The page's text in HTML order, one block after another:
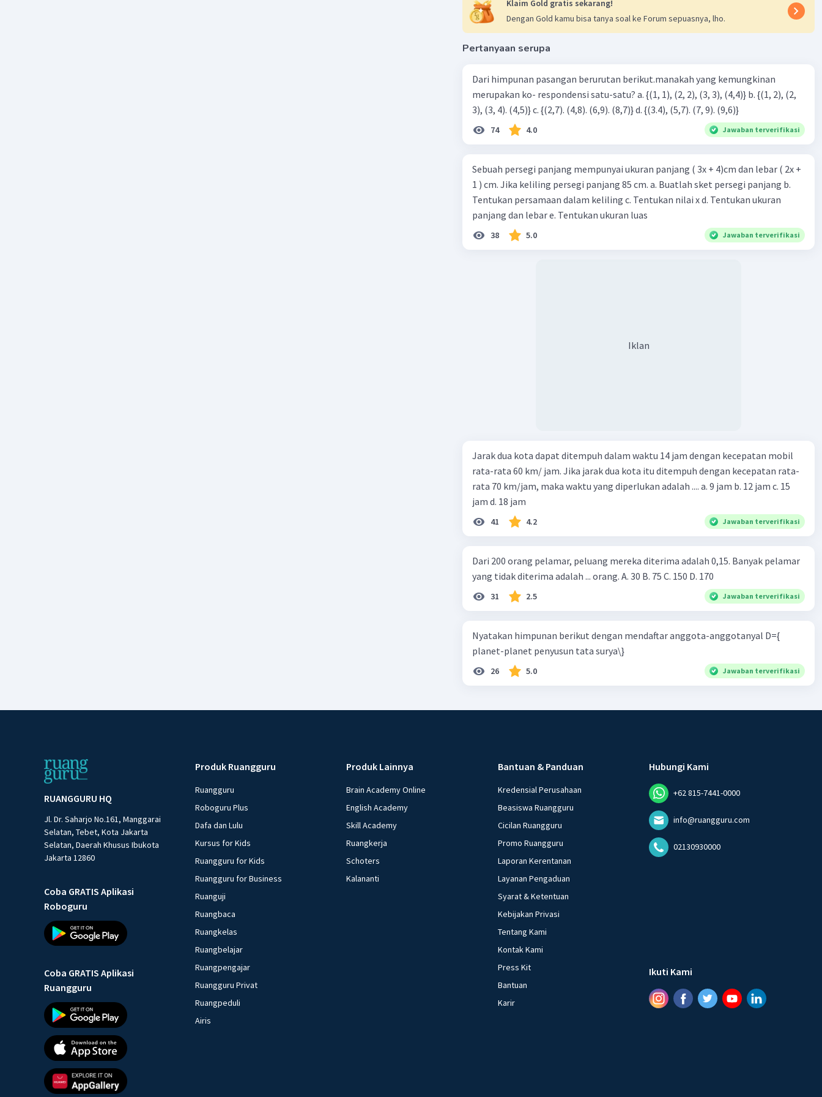
Klaim Gold gratis sekarang!
Dengan Gold kamu bisa tanya soal ke Forum sepuasnya, lho.
Pertanyaan serupa
Dari himpunan pasangan berurutan berikut.manakah yang kemungkinan
merupakan ko- respondensi satu-satu? a. {(1, 1), (2, 2), (3, 3), (4,4)} b. {(1, 2), (2,
3), (3, 4). (4,5)} c. {(2,7). (4,8). (6,9). (8,7)} d. {(3.4), (5,7). (7, 9). (9,6)}
74 4.0 Jawaban terverifikasi
Sebuah persegi panjang mempunyai ukuran panjang ( 3x + 4)cm dan lebar ( 2x +
1 ) cm. Jika keliling persegi panjang 85 cm. a. Buatlah sket persegi panjang b.
Tentukan persamaan dalam keliling c. Tentukan nilai x d. Tentukan ukuran
panjang dan lebar e. Tentukan ukuran luas
38 5.0 Jawaban terverifikasi
Iklan
Jarak dua kota dapat ditempuh dalam waktu 14 jam dengan kecepatan mobil
rata-rata 60 km/ jam. Jika jarak dua kota itu ditempuh dengan kecepatan rata-
rata 70 km/jam, maka waktu yang diperlukan adalah .... a. 9 jam b. 12 jam c. 15
jam d. 18 jam
41 4.2 Jawaban terverifikasi
Dari 200 orang pelamar, peluang mereka diterima adalah 0,15. Banyak pelamar
yang tidak diterima adalah ... orang. A. 30 B. 75 C. 150 D. 170
31 2.5 Jawaban terverifikasi
Nyatakan himpunan berikut dengan mendaftar anggota-anggotanyal D={
planet-planet penyusun tata surya\}
26 5.0 Jawaban terverifikasi
RUANGGURU HQ
Jl. Dr. Saharjo No.161, Manggarai
Selatan, Tebet, Kota Jakarta
Selatan, Daerah Khusus Ibukota
Jakarta 12860
Coba GRATIS Aplikasi
Roboguru
Coba GRATIS Aplikasi
Ruangguru
Produk Ruangguru
Ruangguru
Roboguru Plus
Dafa dan Lulu
Kursus for Kids
Ruangguru for Kids
Ruangguru for Business
Ruanguji
Ruangbaca
Ruangkelas
Ruangbelajar
Ruangpengajar
Ruangguru Privat
Ruangpeduli
Airis
Produk Lainnya
Brain Academy Online
English Academy
Skill Academy
Ruangkerja
Schoters
Kalananti
Bantuan & Panduan
Kredensial Perusahaan
Beasiswa Ruangguru
Cicilan Ruangguru
Promo Ruangguru
Laporan Kerentanan
Layanan Pengaduan
Syarat & Ketentuan
Kebijakan Privasi
Tentang Kami
Kontak Kami
Press Kit
Bantuan
Karir
Hubungi Kami
+62 815-7441-0000
info@ruangguru.com
02130930000
Ikuti Kami